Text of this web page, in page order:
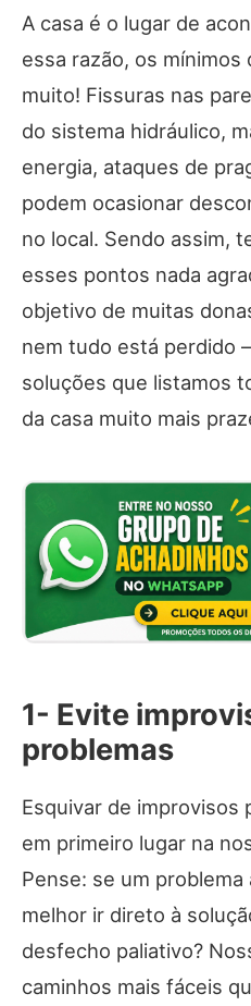
A casa é o lugar de
essa razão, os mínimos
muito! Fissuras nas
do sistema hidráulico,
energia, ataques de
podem ocasionar
no local. Sendo assim,
esses pontos nada
objetivo de muitas
nem tudo está perdido
soluções que listamos
da casa muito mais
1- Evite
problemas
Esquivar de improvisos
em primeiro lugar na
Pense: se um
melhor ir direto à
desfecho paliativo?
caminhos mais fáceis